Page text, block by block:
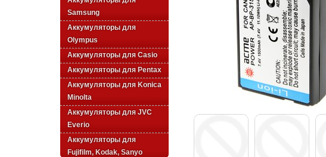
Samsung
Аккумуляторы для
Olympus
Аккумуляторы для Casio
Аккумуляторы для Pentax
Аккумуляторы для Konica
Minolta
Аккумуляторы для JVC
Everio
Аккумуляторы для
Fujifilm, Kodak, Sanyo